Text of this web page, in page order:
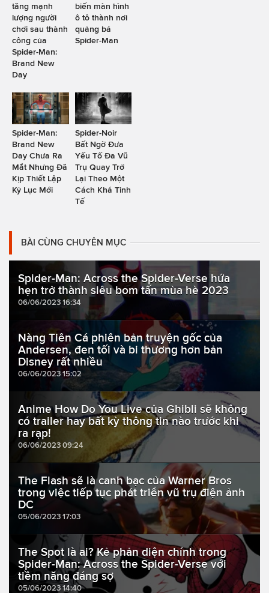
tăng mạnh
lượng người
chơi sau thành
công của
Spider-Man:
Brand New
Day
biến màn hình
ô tô thành nơi
quảng bá
Spider-Man
Spider-Man:
Brand New
Day Chưa Ra
Mắt Nhưng Đã
Kịp Thiết Lập
Kỷ Lục Mới
Spider-Noir
Bất Ngờ Đưa
Yếu Tố Đa Vũ
Trụ Quay Trở
Lại Theo Một
Cách Khá Tinh
Tế
BÀI CÙNG CHUYÊN MỤC
Spider-Man: Across the Spider-Verse hứa
hẹn trở thành siêu bom tấn mùa hè 2023
06/06/2023 16:34
Nàng Tiên Cá phiên bản truyện gốc của
Andersen, đen tối và bi thương hơn bản
Disney rất nhiều
06/06/2023 15:02
Anime How Do You Live của Ghibli sẽ không
có trailer hay bất kỳ thông tin nào trước khi
ra rạp!
06/06/2023 09:24
The Flash sẽ là canh bạc của Warner Bros
trong việc tiếp tục phát triển vũ trụ điện ảnh
DC
05/06/2023 17:03
The Spot là ai? Kẻ phản diện chính trong
Spider-Man: Across the Spider-Verse với
tiềm năng đáng sợ
05/06/2023 14:40